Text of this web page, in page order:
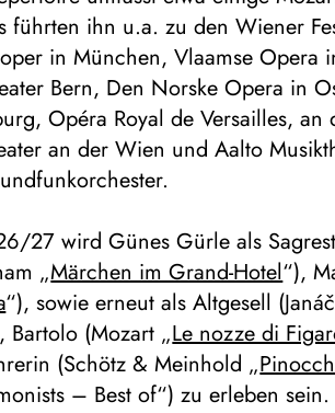
führten ihn u.a. zu den Wiener
in München, Vlaamse Opera
Bern, Den Norske Opera in
Opéra Royal de Versailles, an
an der Wien und Aalto
27 wird Günes Gürle als
„Märchen im Grand-Hotel“),
“), sowie erneut als Altgesell
Bartolo (Mozart „Le nozze di
(Schötz & Meinhold „
– Best of“) zu erleben sein.